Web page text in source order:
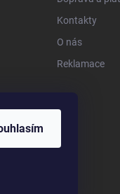
Kontakty
O nás
Reklamace